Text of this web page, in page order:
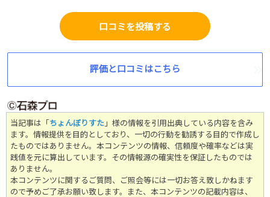
口コミを投稿する
評価と口コミはこちら
当記事は「 ちょんぼりすた 」様の情報を引用出典している内容を含み
ます。情報提供を目的としており、一切の行動を勧誘する目的で作成し
たものではありません。 本コンテンツの情報、信頼度や確率などは実
践値を元に算出しています。その情報源の確実性を保証したものでは
ありません。
本コンテンツに関するご質問、ご照会等には一切お答え致しかねます
ので予めご了承お願い致します。また、本コンテンツの記載内容は、